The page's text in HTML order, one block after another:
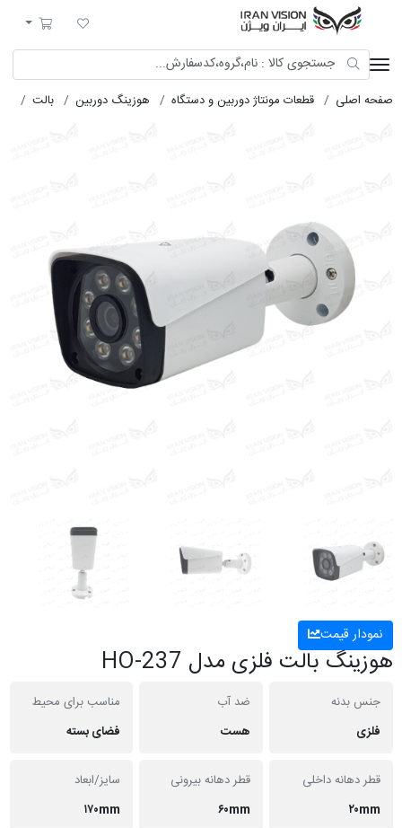
لیست مورد علاقه
سبد خرید
صفحه اصلی قطعات مونتاژ دوربین و دستگاه هوزینگ دوربین بالت
نمودار قیمت
هوزینگ بالت فلزی مدل HO-237
جنس بدنه
فلزی
ضد آب
هست
مناسب برای محیط
فضای بسته
قطر دهانه داخلی
۲۰mm
قطر دهانه بیرونی
۶۰mm
سایز/ابعاد
۱۷۰mm